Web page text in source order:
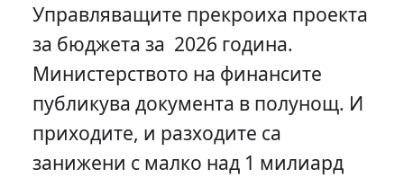
Управляващите прекроиха проекта
за бюджета за 2026 година.
Министерството на финансите
публикува документа в полунощ. И
приходите, и разходите са
занижени с малко над 1 милиард